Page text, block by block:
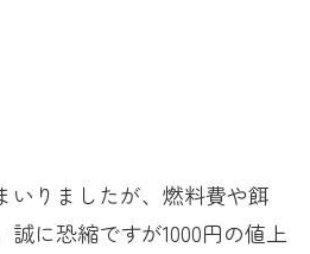
いりましたが、燃料費や餌
に恐縮ですが1000円の値上